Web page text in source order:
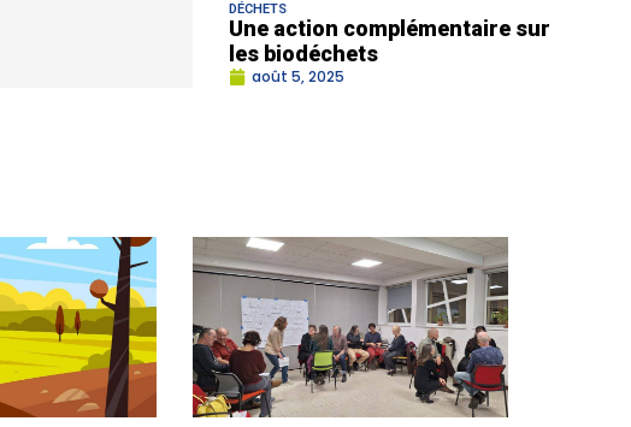
DÉCHETS
Une action complémentaire sur
les biodéchets
août 5, 2025